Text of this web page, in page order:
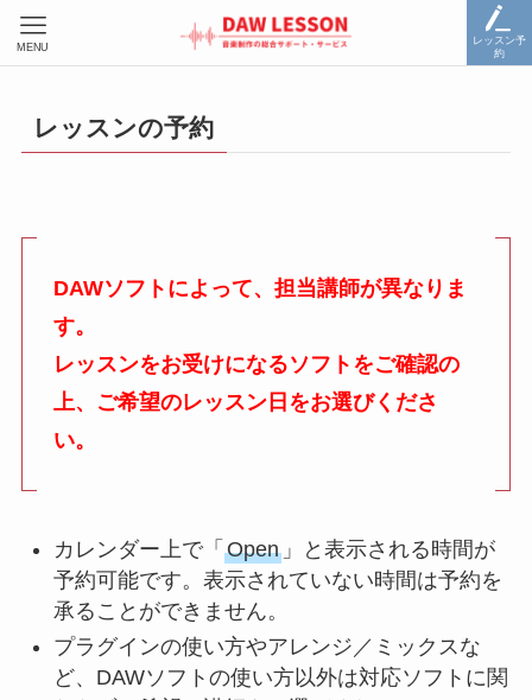
レッスン予
約
MENU
レッスンの予約
DAWソフトによって、担当講師が異なりま
す。
レッスンをお受けになるソフトをご確認の
上、ご希望のレッスン日をお選びくださ
い。
カレンダー上で「 Open」と表示される時間が
予約可能です。表示されていない時間は予約を
承ることができません。
プラグインの使い方やアレンジ／ミックスな
ど、DAWソフトの使い方以外は対応ソフトに関